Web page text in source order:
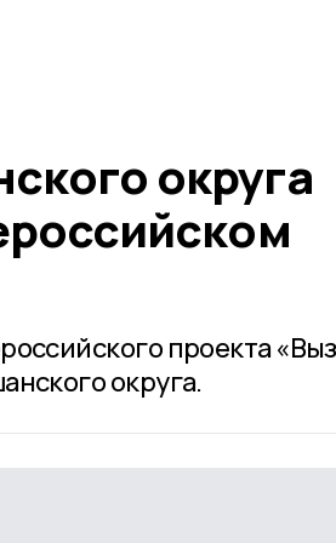
округа
проекта
округа.